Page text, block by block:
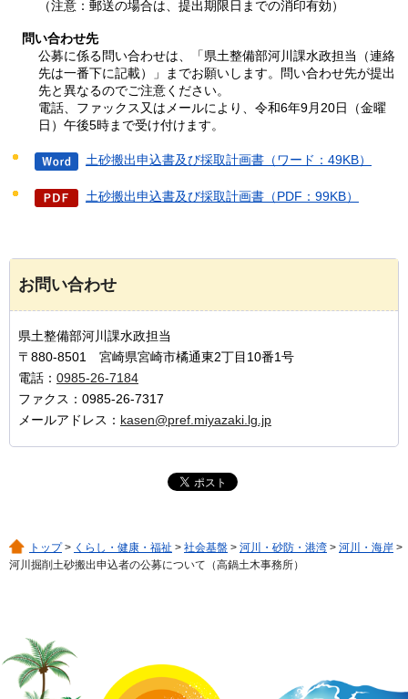
（注意：郵送の場合は、提出期限日までの消印有効）
問い合わせ先
公募に係る問い合わせは、「県土整備部河川課水政担当（連絡
先は一番下に記載）」までお願いします。問い合わせ先が提出
先と異なるのでご注意ください。
電話、ファックス又はメールにより、令和6年9月20日（金曜
日）午後5時まで受け付けます。
土砂搬出申込書及び採取計画書（ワード：49KB）
土砂搬出申込書及び採取計画書（PDF：99KB）
お問い合わせ
県土整備部河川課水政担当
〒880-8501 宮崎県宮崎市橘通東2丁目10番1号
電話： 0985-26-7184
ファクス：0985-26-7317
メールアドレス： kasen@pref.miyazaki.lg.jp
トップ> くらし・健康・福祉 > 社会基盤 > 河川・砂防・港湾 > 河川・海岸 >
河川掘削土砂搬出申込者の公募について（高鍋土木事務所）